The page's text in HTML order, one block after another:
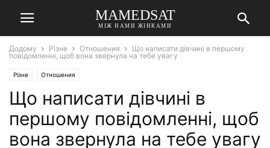
MAMEDSAT
МІЖ НАМИ ЖІНКАМИ
Додому Різне Отношения
Що написати дівчині в першому
повідомленні, щоб вона звернула на тебе увагу
Різне Отношения
Що написати дівчині в
першому повідомленні, щоб
вона звернула на тебе увагу